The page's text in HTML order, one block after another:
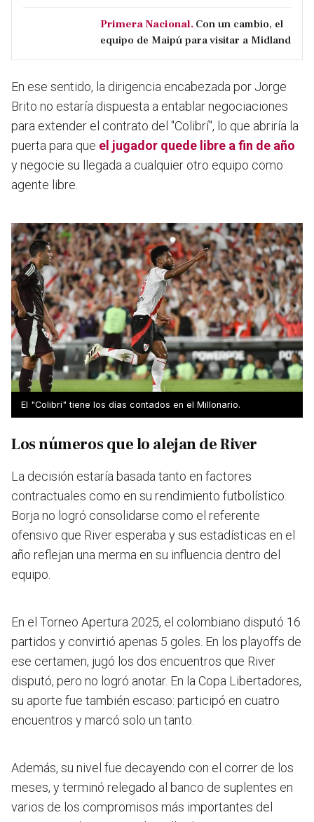
Primera Nacional. Con un cambio, el
equipo de Maipú para visitar a Midland
En ese sentido, la dirigencia encabezada por Jorge
Brito no estaría dispuesta a entablar negociaciones
para extender el contrato del "Colibrí", lo que abriría la
puerta para que el jugador quede libre a fin de año
y negocie su llegada a cualquier otro equipo como
agente libre.
El "Colibri" tiene los días contados en el Millonario.
Los números que lo alejan de River
La decisión estaría basada tanto en factores
contractuales como en su rendimiento futbolístico
Borja no logró consolidarse como el referente
ofensivo que River esperaba y sus estadísticas en el
año reflejan una merma en su influencia dentro del
equipo.
En el Torneo Apertura 2025, el colombiano disputó 16
partidos y convirtió apenas 5 goles. En los playoffs de
ese certamen, jugó los dos encuentros que River
disputó, pero no logró anotar. En la Copa Libertadores,
su aporte fue también escaso: participó en cuatro
encuentros y marcó solo un tanto.
Además, su nivel fue decayendo con el correr de los
meses, y terminó relegado al banco de suplentes en
varios de los compromisos más importantes del